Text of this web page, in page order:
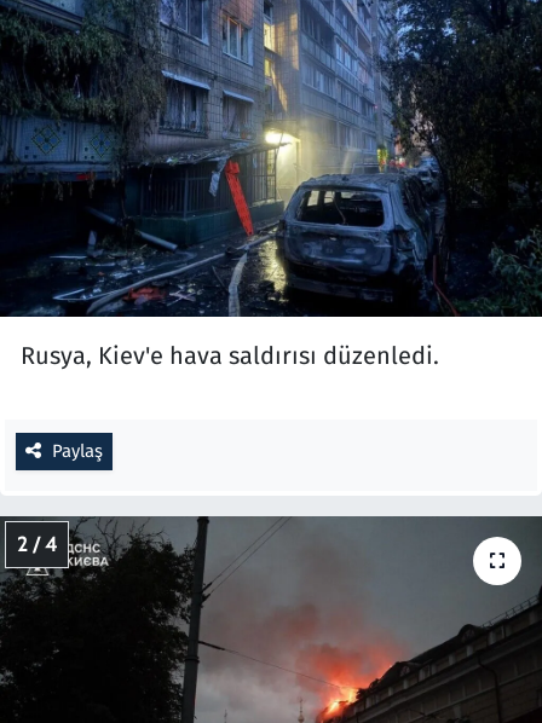
Rusya, Kiev'e hava saldırısı düzenledi.
Paylaş
2 / 4
Televizyon